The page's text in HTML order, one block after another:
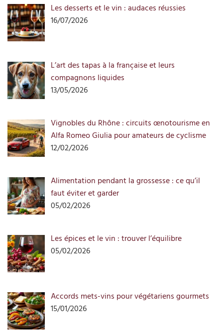
Les desserts et le vin : audaces réussies
16/07/2026
L’art des tapas à la française et leurs
compagnons liquides
13/05/2026
Vignobles du Rhône : circuits œnotourisme en
Alfa Romeo Giulia pour amateurs de cyclisme
12/02/2026
Alimentation pendant la grossesse : ce qu’il
faut éviter et garder
05/02/2026
Les épices et le vin : trouver l’équilibre
05/02/2026
Accords mets-vins pour végétariens gourmets
15/01/2026